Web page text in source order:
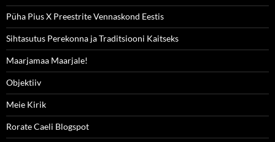
Püha Pius X Preestrite Vennaskond Eestis
Sihtasutus Perekonna ja Traditsiooni Kaitseks
Maarjamaa Maarjale!
Objektiiv
Meie Kirik
Rorate Caeli Blogspot